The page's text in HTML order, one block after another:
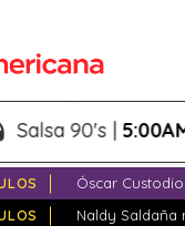
90's |5:00AM -
Óscar
Naldy Saldaña